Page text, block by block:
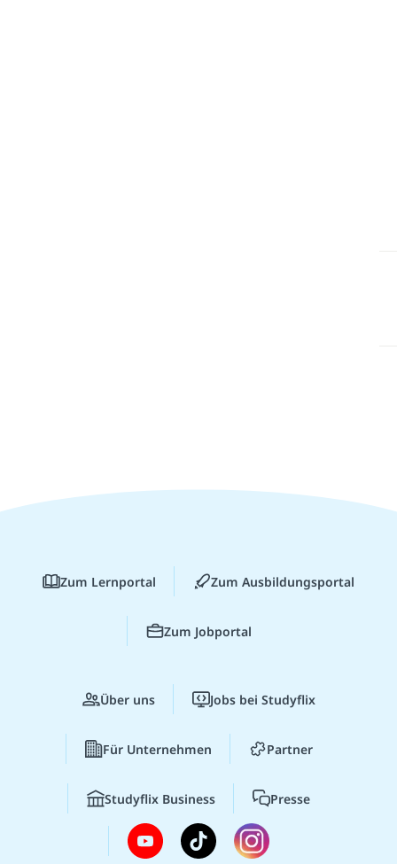
Zum Lernportal Zum Ausbildungsportal
Zum Jobportal
Über uns Jobs bei Studyflix
Für Unternehmen Partner
Studyflix Business Presse